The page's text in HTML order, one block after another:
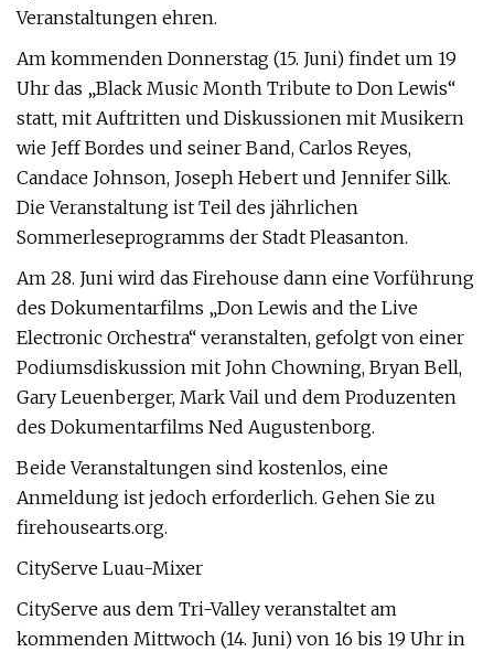
Veranstaltungen ehren.
Am kommenden Donnerstag (15. Juni) findet um 19
Uhr das „Black Music Month Tribute to Don Lewis“
statt, mit Auftritten und Diskussionen mit Musikern
wie Jeff Bordes und seiner Band, Carlos Reyes,
Candace Johnson, Joseph Hebert und Jennifer Silk.
Die Veranstaltung ist Teil des jährlichen
Sommerleseprogramms der Stadt Pleasanton.
Am 28. Juni wird das Firehouse dann eine Vorführung
des Dokumentarfilms „Don Lewis and the Live
Electronic Orchestra“ veranstalten, gefolgt von einer
Podiumsdiskussion mit John Chowning, Bryan Bell,
Gary Leuenberger, Mark Vail und dem Produzenten
des Dokumentarfilms Ned Augustenborg.
Beide Veranstaltungen sind kostenlos, eine
Anmeldung ist jedoch erforderlich. Gehen Sie zu
firehousearts.org.
CityServe Luau-Mixer
CityServe aus dem Tri-Valley veranstaltet am
kommenden Mittwoch (14. Juni) von 16 bis 19 Uhr in